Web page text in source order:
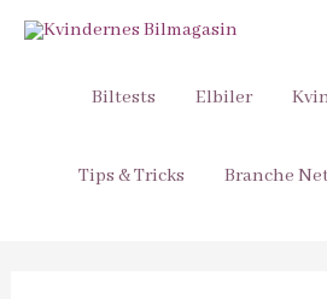
Biltests Elbiler
Tips & Tricks Branche